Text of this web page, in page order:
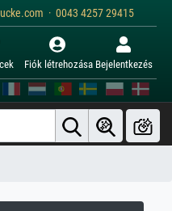
· 0043 4257 29415
Fiók létrehozása Bejelentkezés